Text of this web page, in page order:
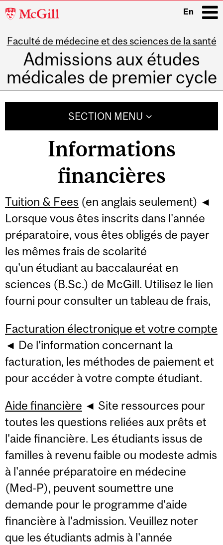
McGill
En
Faculté de médecine et des sciences de la santé
Admissions aux études
médicales de premier cycle
SECTION MENU
Informations
financières
Tuition & Fees (en anglais seulement) ◄
Lorsque vous êtes inscrits dans l'année
préparatoire, vous êtes obligés de payer
les mêmes frais de scolarité
qu'un étudiant au baccalauréat en
sciences (B.Sc.) de McGill. Utilisez le lien
fourni pour consulter un tableau de frais,
Facturation électronique et votre compte
◄ De l'information concernant la
facturation, les méthodes de paiement et
pour accéder à votre compte étudiant.
Aide financière ◄ Site ressources pour
toutes les questions reliées aux prêts et
l'aide financière. Les étudiants issus de
familles à revenu faible ou modeste admis
à l'année préparatoire en médecine
(Med-P), peuvent soumettre une
demande pour le programme d'aide
financière à l'admission. Veuillez noter
que les étudiants admis à l'année